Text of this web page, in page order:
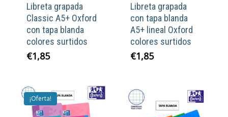
Libreta grapada
Classic A5+ Oxford
con tapa blanda
colores surtidos
€1,85
Libreta grapada
con tapa blanda
A5+ lineal Oxford
colores surtidos
€1,85
¡Oferta!